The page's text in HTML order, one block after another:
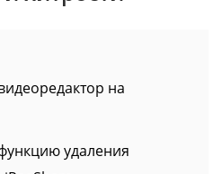
удаления
слияния видео